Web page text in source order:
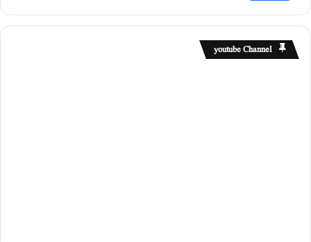
youtube Channel